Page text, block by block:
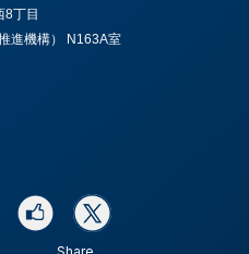
丁目
進機構） N163A室